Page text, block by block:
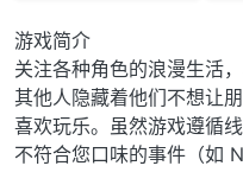
游戏简介
关注各种角色的浪漫生活
其他人隐藏着他们不想让
喜欢玩乐。虽然游戏遵循
不符合您口味的事件（如